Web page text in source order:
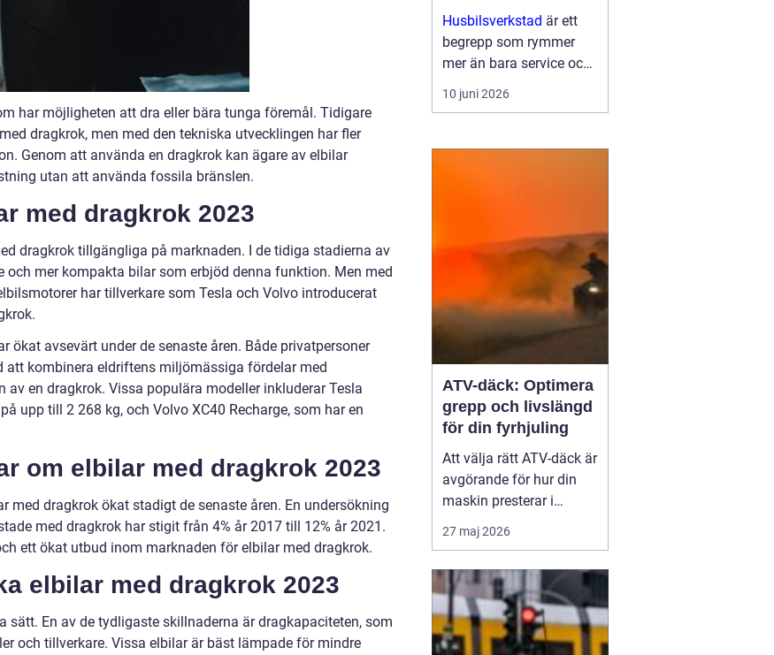
har möjligheten att dra eller bära tunga föremål. Tidigare
dragkrok, men med den tekniska utvecklingen har fler
Genom att använda en dragkrok kan ägare av elbilar
utan att använda fossila bränslen.
med dragkrok 2023
dragkrok tillgängliga på marknaden. I de tidiga stadierna av
mer kompakta bilar som erbjöd denna funktion. Men med
har tillverkare som Tesla och Volvo introducerat
ökat avsevärt under de senaste åren. Både privatpersoner
kombinera eldriftens miljömässiga fördelar med
en dragkrok. Vissa populära modeller inkluderar Tesla
upp till 2 268 kg, och Volvo XC40 Recharge, som har en
om elbilar med dragkrok 2023
med dragkrok ökat stadigt de senaste åren. En undersökning
med dragkrok har stigit från 4% år 2017 till 12% år 2021.
ett ökat utbud inom marknaden för elbilar med dragkrok.
elbilar med dragkrok 2023
sätt. En av de tydligaste skillnaderna är dragkapaciteten, som
och tillverkare. Vissa elbilar är bäst lämpade för mindre
Husbilsverkstad är ett
begrepp som rymmer
mer än bara service och
reparationer. En välskött
husbil ger trygghet,
vägen. G...
10 juni 2026
ATV-däck: Optimera
grepp och livslängd
för din fyrhjuling
Att välja rätt ATV-däck är
avgörande för hur din
maskin presterar i
vardagen, oavsett om du
arbetar i skogen eller kör
däck gör stor skillnad för
säkerhet...
27 maj 2026